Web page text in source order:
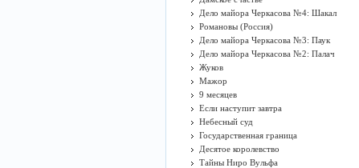
Дело майора Черкасова №4: Шакал
Романовы (Россия)
Дело майора Черкасова №3: Паук
Дело майора Черкасова №2: Палач
Жуков
Мажор
9 месяцев
Если наступит завтра
Небесный суд
Государственная граница
Десятое королевство
Тайны Ниро Вульфа